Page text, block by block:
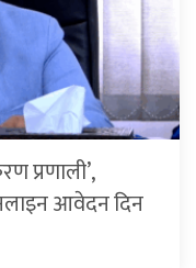
प्रणाली’,
आवेदन दिन